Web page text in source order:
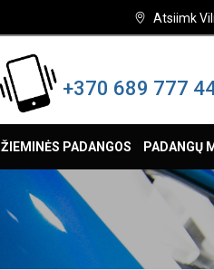
Atsiimk
+370 689 777
ŽIEMINĖS PADANGOS PADANGŲ